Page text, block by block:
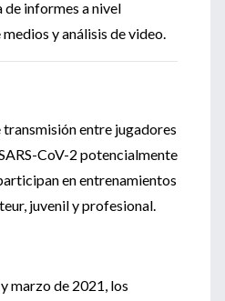
de informes a nivel
y análisis de video.
entre jugadores
CoV-2 potencialmente
en entrenamientos
juvenil y profesional.
marzo de 2021, los